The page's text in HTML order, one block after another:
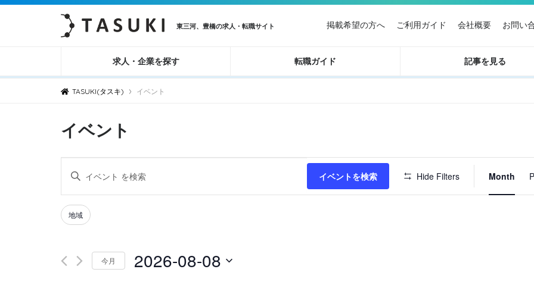
東三河、豊橋の求人・転職サイト 掲載希望の方へ ご利用ガイド 会社概要 お問い
求人・企業を探す 転職ガイド 記事を見る
TASUKI(タスキ) › イベント
イベント
イ
ベ
ン
ト
検
ワ
ー
を
イベントを検索 Hide Filters
ベ
ン
Month
Filters
Changing
any
the
地域
今月 2026-08-08